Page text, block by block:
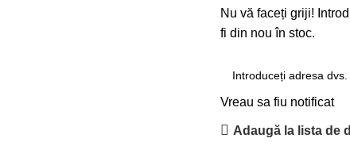
Nu vă faceți griji!
fi din nou în stoc.
Vreau sa fiu notificat
Adaugă la lista de